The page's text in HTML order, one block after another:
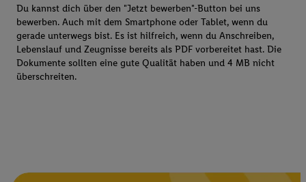
Du kannst dich über den "Jetzt bewerben"-Button bei uns
bewerben. Auch mit dem Smartphone oder Tablet, wenn du
gerade unterwegs bist. Es ist hilfreich, wenn du Anschreiben,
Lebenslauf und Zeugnisse bereits als PDF vorbereitet hast. Die
Dokumente sollten eine gute Qualität haben und 4 MB nicht
überschreiten.